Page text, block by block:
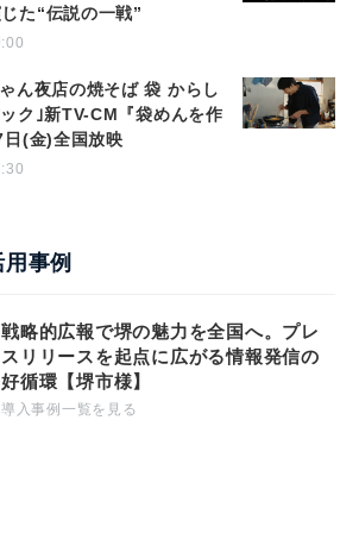
た“伝説の一戦”
ん夜店の焼そば 袋 からし
ク｣新TV-CM『袋めんを作
(金)全国放映
事例
戦略的広報で堺の魅力を全国へ。プレ
スリリースを起点に広がる情報発信の
好循環【堺市様】
導入事例一覧を見る